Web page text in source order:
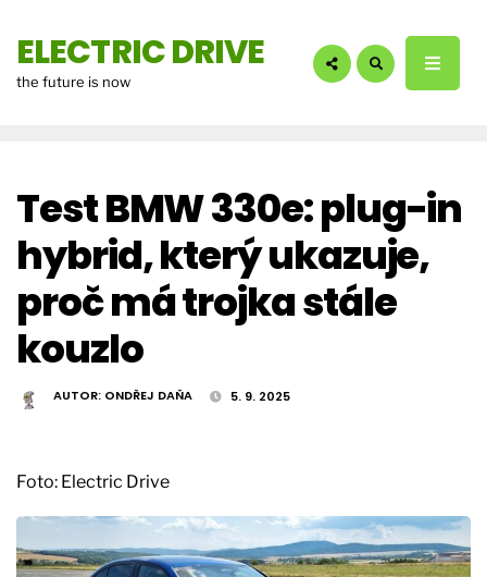
ELECTRIC DRIVE
the future is now
Test BMW 330e: plug-in
hybrid, který ukazuje,
proč má trojka stále
kouzlo
AUTOR: ONDŘEJ DAŇA 5. 9. 2025
Foto: Electric Drive